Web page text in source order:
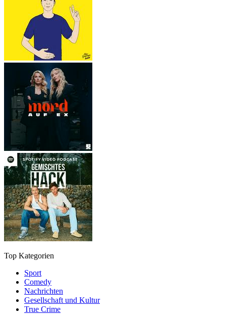
Top Kategorien
Sport
Comedy
Nachrichten
Gesellschaft und Kultur
True Crime